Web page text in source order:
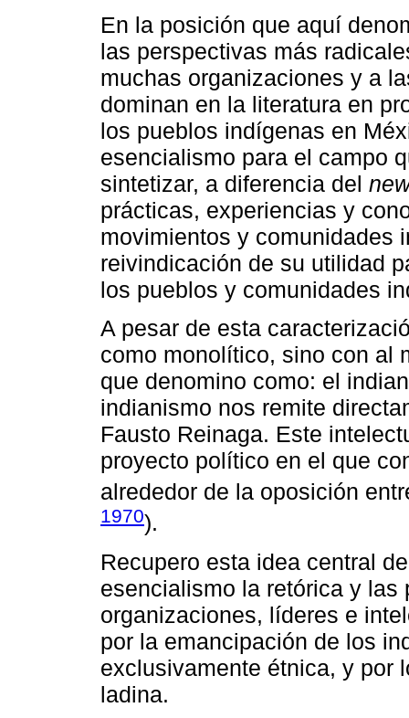
En la posición que aquí
las perspectivas más
muchas organizaciones y a
dominan en la literatura en
los pueblos indígenas en
esencialismo para el campo
sintetizar, a diferencia del
prácticas, experiencias y
movimientos y comunidades
reivindicación de su utilidad
los pueblos y comunidades
A pesar de esta
como monolítico, sino con al
que denomino como: el
indianismo nos remite
Fausto Reinaga. Este
proyecto político en el que
alrededor de la oposición
1970).
Recupero esta idea central
esencialismo la retórica y las
organizaciones, líderes e
por la emancipación de los
exclusivamente étnica, y por
ladina.